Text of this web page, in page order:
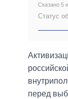
Сказано 5
Статус
перед